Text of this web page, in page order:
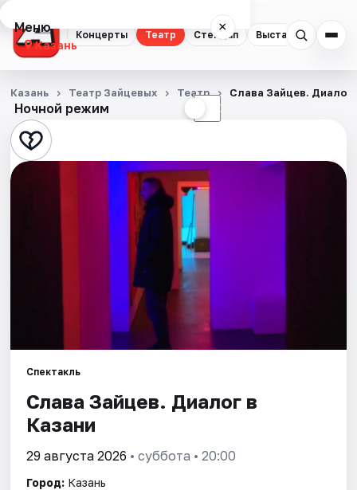
Концерты Театр Стендап Выставки
Меню ×
Казань
Концерты
Театр
Стендап
Города
Площадки
Ночной режим ☾
Казань Театр Зайцевых Театр Слава Зайцев. Диалог
Спектакль
Слава Зайцев. Диалог в
Казани
29 августа 2026 • суббота • 20:00
Город: Казань